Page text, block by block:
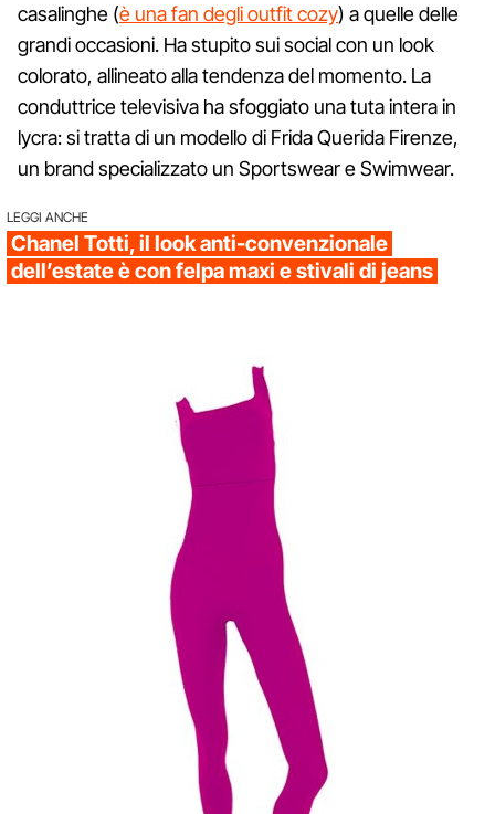
casalinghe (è una fan degli outfit cozy) a quelle delle
grandi occasioni. Ha stupito sui social con un look
colorato, allineato alla tendenza del momento. La
conduttrice televisiva ha sfoggiato una tuta intera in
lycra: si tratta di un modello di Frida Querida Firenze,
un brand specializzato un Sportswear e Swimwear.
LEGGI ANCHE
Chanel Totti, il look anti-convenzionale
dell’estate è con felpa maxi e stivali di jeans